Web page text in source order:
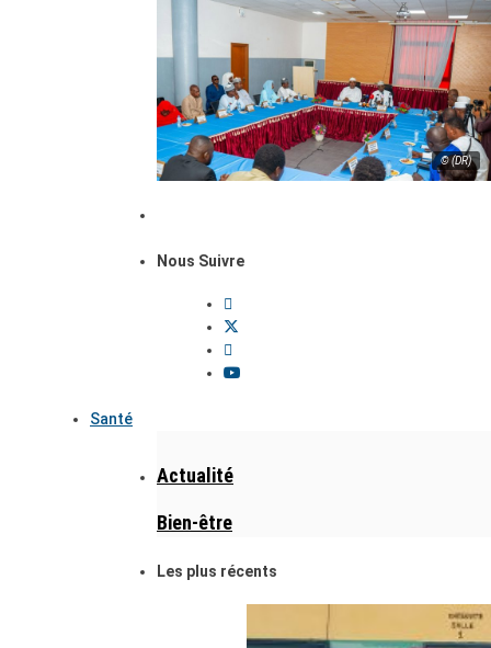
© (DR)
Nous Suivre
Santé
Actualité
Bien-être
Les plus récents